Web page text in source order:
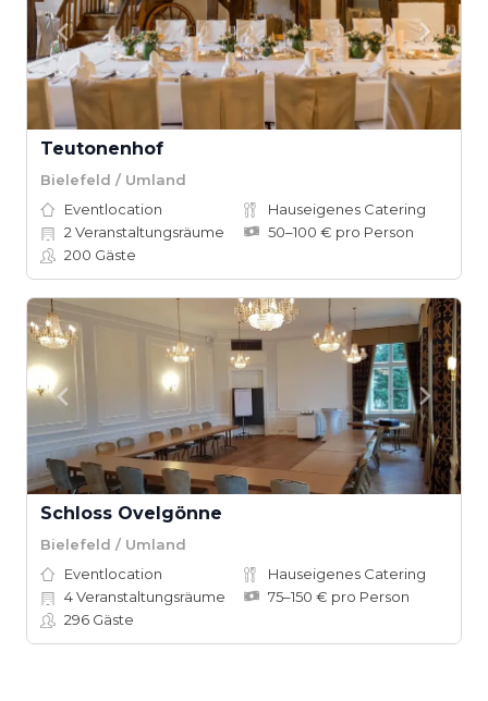
Teutonenhof
Bielefeld / Umland
Eventlocation
Hauseigenes Catering
2 Veranstaltungsräume
50–100 € pro Person
200 Gäste
Schloss Ovelgönne
Bielefeld / Umland
Eventlocation
Hauseigenes Catering
4Veranstaltungsräume
75–150 € pro Person
296 Gäste